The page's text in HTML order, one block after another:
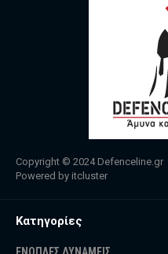
Copyright © 2024 Defenceline.gr
Powered by itcluster
Κατηγορίες